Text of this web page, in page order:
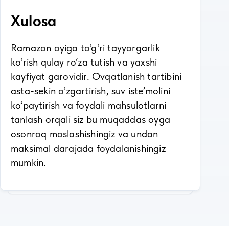
Xulosa
Ramazon oyiga to‘g‘ri tayyorgarlik
ko‘rish qulay ro‘za tutish va yaxshi
kayfiyat garovidir. Ovqatlanish tartibini
asta-sekin o‘zgartirish, suv iste’molini
ko‘paytirish va foydali mahsulotlarni
tanlash orqali siz bu muqaddas oyga
osonroq moslashishingiz va undan
maksimal darajada foydalanishingiz
mumkin.